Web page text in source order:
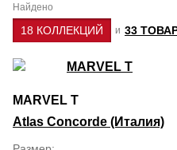
Найдено
18 КОЛЛЕКЦИЙ и 33
MARVEL T
Atlas Concorde (Италия)